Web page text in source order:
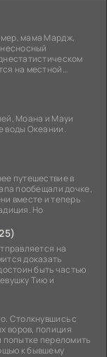
мама Мардж,
на местной
Моана и Мауи
воды Океании.
путешествие в
пообещали дочке,
вместе и теперь
Но
на
доказать
быть частью
Тию и
Столкнувшись с
воров, полиция
попытке переломить
к бывшему